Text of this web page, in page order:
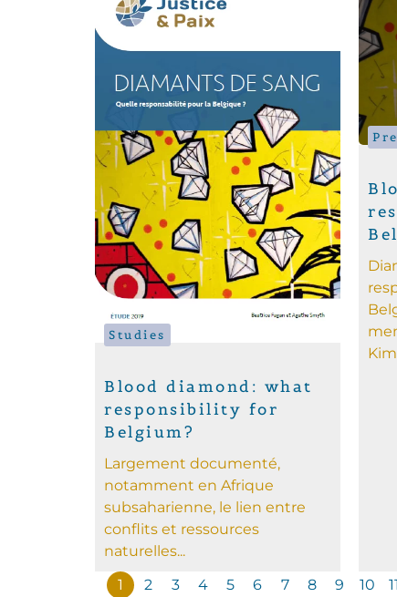
Studies
Blood diamond: what
responsibility for
Belgium?
Largement documenté,
notamment en Afrique
subsaharienne, le lien entre
conflits et ressources
naturelles...
1 2 3 4 5 6 7 8 9 10 11